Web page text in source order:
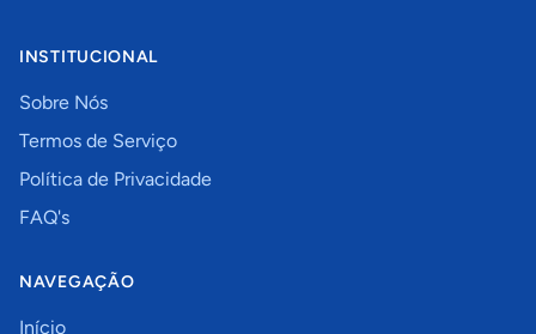
INSTITUCIONAL
Sobre Nós
Termos de Serviço
Política de Privacidade
FAQ's
NAVEGAÇÃO
Início